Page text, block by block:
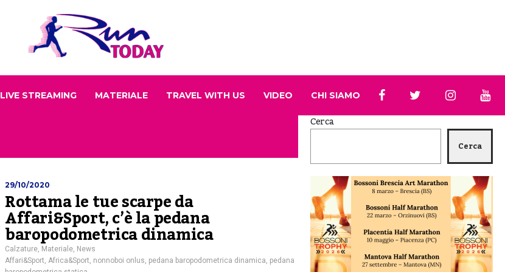
LIVE STREAMING MATERIALE TRAVEL WITH US VIDEO CHI SIAMO
29/10/2020
Rottama le tue scarpe da
Affari&Sport, c’è la pedana
baropodometrica dinamica
Calzature, Materiale, News
Affari&Sport, Africa&Sport, nonnoboi onlus, pedana baropodometrica dinamica, pedana
Cerca
Cerca